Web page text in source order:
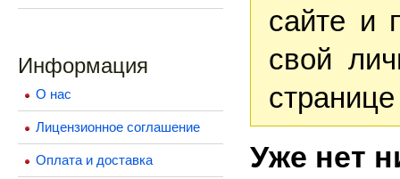
Информация
О нас
Лицензионное соглашение
Оплата и доставка
сайте и
свой
Уже нет